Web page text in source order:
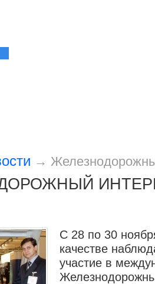
→
С 28 по 30
качестве
участие в